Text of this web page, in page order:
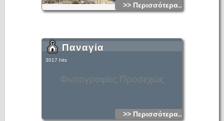
>> Περισσότερα...
Φωτογραφίες Προσεχώς
Παναγία
3017 hits
>> Περισσότερα...